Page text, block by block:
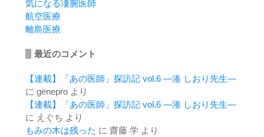
気になる凄腕医師
航空医療
離島医療
最近のコメント
【連載】「あの医師」探訪記 vol.6 ―湊 しおり先生―
に geneproより
【連載】「あの医師」探訪記 vol.6 ―湊 しおり先生―
に えぐち より
もみの木は残った に 齋藤 学 より